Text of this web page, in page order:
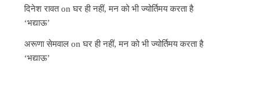
दिनेश रावतonघर ही नहीं, मन को भी ज्योर्तिमय करता है
‘भद्याऊ’
अरूणा सेमवाल onघर ही नहीं, मन को भी ज्योर्तिमय करता है
‘भद्याऊ’